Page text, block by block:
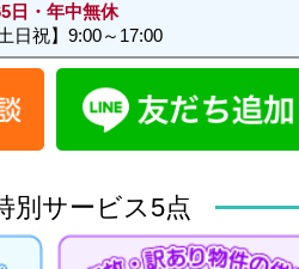
日・年中無休
日祝】9:00～17:00
別サービス5点